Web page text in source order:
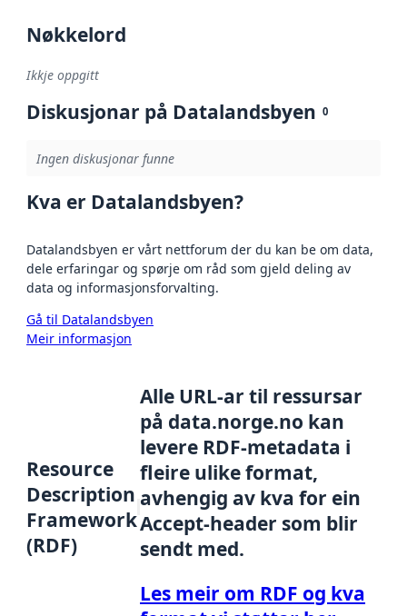
Nøkkelord
Ikkje oppgitt
Diskusjonar på Datalandsbyen 0
Ingen diskusjonar funne
Kva er Datalandsbyen?
Datalandsbyen er vårt nettforum der du kan be om data,
dele erfaringar og spørje om råd som gjeld deling av
data og informasjonsforvalting.
Gå til Datalandsbyen
Meir informasjon
Resource
Description
Framework
(RDF)
Alle URL-ar til ressursar
på data.norge.no kan
levere RDF-metadata i
fleire ulike format,
avhengig av kva for ein
Accept-header som blir
sendt med.
Les meir om RDF og kva